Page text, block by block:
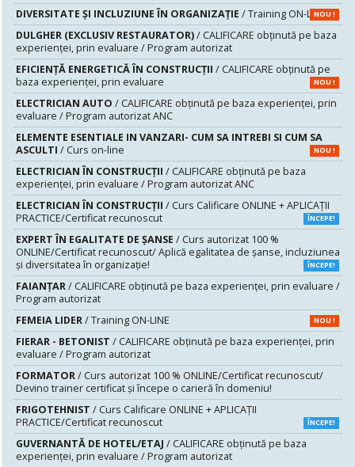
DIVERSITATE ȘI INCLUZIUNE ÎN ORGANIZAȚIE / Training ON-LINE
NOU !
DULGHER (EXCLUSIV RESTAURATOR)/ CALIFICARE obținută pe baza
experienței, prin evaluare / Program autorizat
EFICIENȚĂ ENERGETICĂ ÎN CONSTRUCȚII / CALIFICARE obținută pe
baza experienței, prin evaluare
NOU !
ELECTRICIAN AUTO / CALIFICARE obținută pe baza experienței, prin
evaluare / Program autorizat ANC
ELEMENTE ESENTIALE IN VANZARI- CUM SA INTREBI SI CUM SA
ASCULTI / Curs on-line NOU !
ELECTRICIAN ÎN CONSTRUCȚII / CALIFICARE obținută pe baza
experienței, prin evaluare / Program autorizat ANC
ELECTRICIAN ÎN CONSTRUCȚII / Curs Calificare ONLINE + APLICAȚII
PRACTICE/Certificat recunoscut
ÎNCEPE!
EXPERT ÎN EGALITATE DE ȘANSE / Curs autorizat 100 %
ONLINE/Certificat recunoscut/ Aplică egalitatea de șanse, incluziunea
și diversitatea în organizație!
ÎNCEPE!
FAIANŢAR/ CALIFICARE obținută pe baza experienței, prin evaluare /
Program autorizat
FEMEIA LIDER/ Training ON-LINE NOU !
FIERAR - BETONIST / CALIFICARE obținută pe baza experienței, prin
evaluare / Program autorizat
FORMATOR/ Curs autorizat 100 % ONLINE/Certificat recunoscut/
Devino trainer certificat și începe o carieră în domeniu!
FRIGOTEHNIST / Curs Calificare ONLINE + APLICAȚII
PRACTICE/Certificat recunoscut
ÎNCEPE!
GUVERNANTĂ DE HOTEL/ETAJ / CALIFICARE obținută pe baza
experienței, prin evaluare / Program autorizat